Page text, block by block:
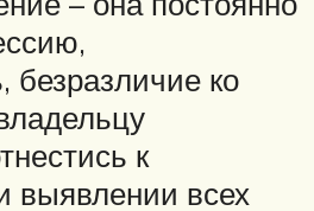
безразличие ко
к
выявлении всех